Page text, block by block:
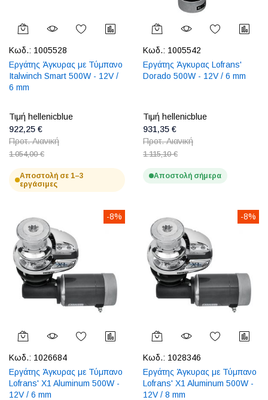
Κωδ.: 1005528
Εργάτης Άγκυρας με Τύμπανο
Italwinch Smart 500W - 12V /
6 mm
Τιμή hellenicblue
922,25 €
Προτ. Λιανική
1.054,00 €
Αποστολή σε 1–3
εργάσιμες
Κωδ.: 1005542
Εργάτης Άγκυρας Lofrans'
Dorado 500W - 12V / 6 mm
Τιμή hellenicblue
931,35 €
Προτ. Λιανική
1.115,10 €
Αποστολή σήμερα
-8%
Κωδ.: 1026684
Εργάτης Άγκυρας με Τύμπανο
Lofrans' X1 Aluminum 500W -
12V / 6 mm
-8%
Κωδ.: 1028346
Εργάτης Άγκυρας με Τύμπανο
Lofrans' X1 Aluminum 500W -
12V / 8 mm